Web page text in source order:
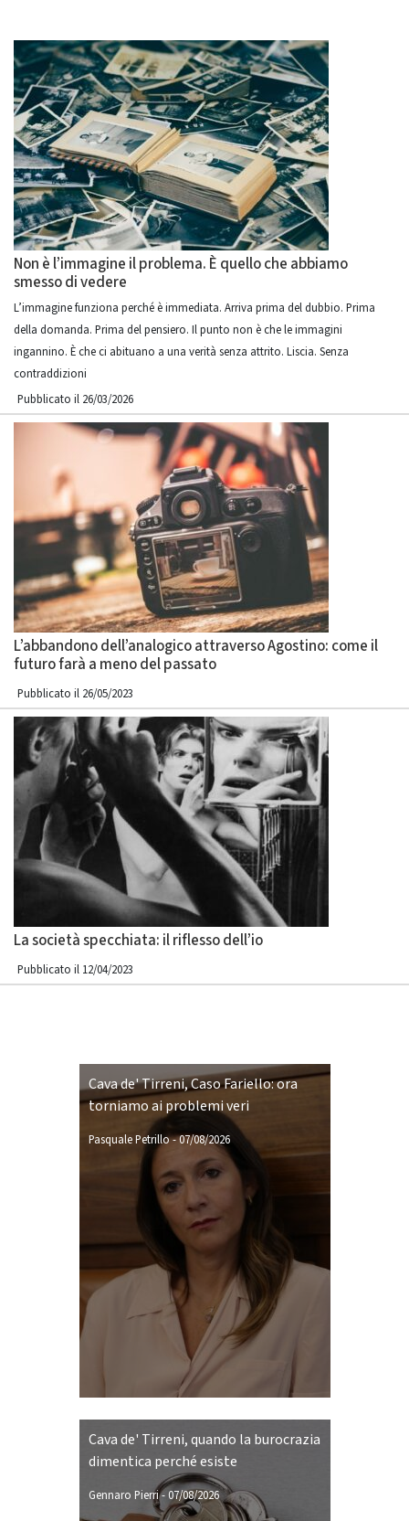
Non è l’immagine il problema. È quello che abbiamo
smesso di vedere
L’immagine funziona perché è immediata. Arriva prima del dubbio. Prima
della domanda. Prima del pensiero. Il punto non è che le immagini
ingannino. È che ci abituano a una verità senza attrito. Liscia. Senza
contraddizioni
Pubblicato il 26/03/2026
L’abbandono dell’analogico attraverso Agostino: come il
futuro farà a meno del passato
Pubblicato il 26/05/2023
La società specchiata: il riflesso dell’io
Pubblicato il 12/04/2023
Cava de' Tirreni, Caso Fariello: ora
torniamo ai problemi veri
Pasquale Petrillo-07/08/2026
Cava de' Tirreni, quando la burocrazia
dimentica perché esiste
Gennaro Pierri- 07/08/2026